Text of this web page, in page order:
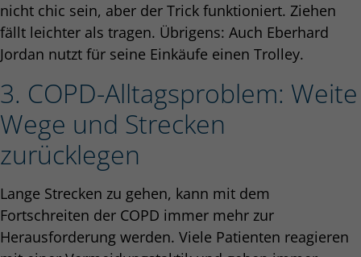
nicht chic sein, aber der Trick funktioniert. Ziehen
fällt leichter als tragen. Übrigens: Auch Eberhard
Jordan nutzt für seine Einkäufe einen Trolley.
3. COPD-Alltagsproblem: Weite
Wege und Strecken
zurücklegen
Lange Strecken zu gehen, kann mit dem
Fortschreiten der COPD immer mehr zur
Herausforderung werden. Viele Patienten reagieren